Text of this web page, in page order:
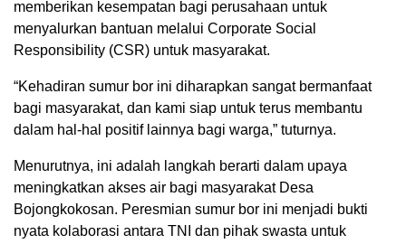
memberikan kesempatan bagi perusahaan untuk
menyalurkan bantuan melalui Corporate Social
Responsibility (CSR) untuk masyarakat.
“Kehadiran sumur bor ini diharapkan sangat bermanfaat
bagi masyarakat, dan kami siap untuk terus membantu
dalam hal-hal positif lainnya bagi warga,” tuturnya.
Menurutnya, ini adalah langkah berarti dalam upaya
meningkatkan akses air bagi masyarakat Desa
Bojongkokosan. Peresmian sumur bor ini menjadi bukti
nyata kolaborasi antara TNI dan pihak swasta untuk